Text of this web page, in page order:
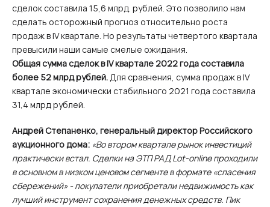
сделок составила 15,6 млрд. рублей. Это позволило нам
сделать осторожный прогноз относительно роста
продаж в IV квартале. Но результаты четвертого квартала
превысили наши самые смелые ожидания.
Общая сумма сделок в IV квартале 2022 года составила
более 52 млрд рублей.Для сравнения, сумма продаж в IV
квартале экономически стабильного 2021 года составила
31,4 млрд рублей.
Андрей Степаненко, генеральный директор Российского
аукционного дома: «Во втором квартале рынок инвестиций
практически встал. Сделки на ЭТП РАД Lot-online проходили
в основном в низком ценовом сегменте в формате «спасения
сбережений» - покупатели приобретали недвижимость как
лучший инструмент сохранения денежных средств. Пик